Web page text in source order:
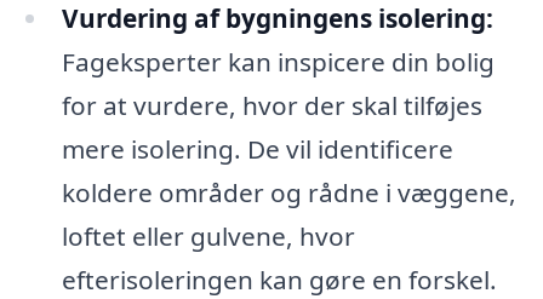
Vurdering af bygningens isolering:
Fageksperter kan inspicere din bolig
for at vurdere, hvor der skal tilføjes
mere isolering. De vil identificere
koldere områder og rådne i væggene,
loftet eller gulvene, hvor
efterisoleringen kan gøre en forskel.